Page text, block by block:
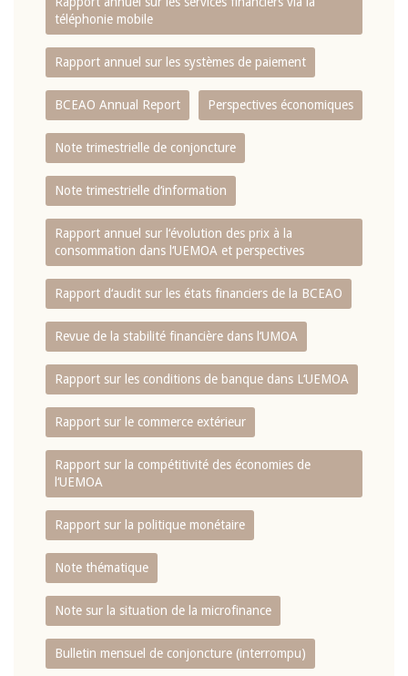
téléphonie mobile
Rapport annuel sur les systèmes de paiement
BCEAO Annual Report Perspectives économiques
Note trimestrielle de conjoncture
Note trimestrielle d‘information
Rapport annuel sur l‘évolution des prix à la
consommation dans l‘UEMOA et perspectives
Rapport d‘audit sur les états financiers de la BCEAO
Revue de la stabilité financière dans l‘UMOA
Rapport sur les conditions de banque dans L‘UEMOA
Rapport sur le commerce extérieur
Rapport sur la compétitivité des économies de
l‘UEMOA
Rapport sur la politique monétaire
Note thématique
Note sur la situation de la microfinance
Bulletin mensuel de conjoncture (interrompu)